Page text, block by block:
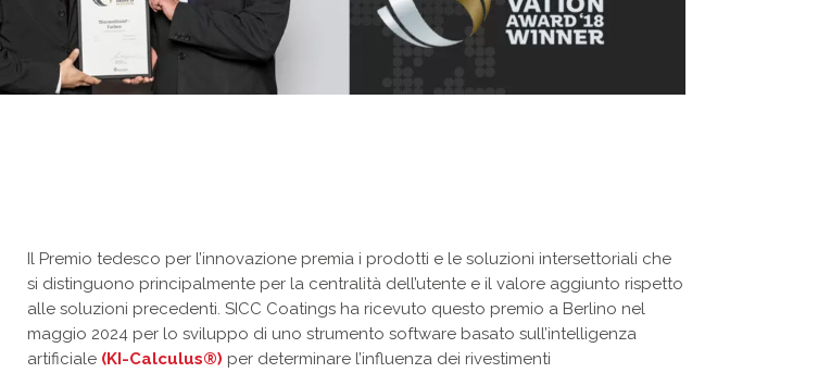
Il Premio tedesco per l’innovazione premia i prodotti e le soluzioni intersettoriali che
si distinguono principalmente per la centralità dell’utente e il valore aggiunto rispetto
alle soluzioni precedenti. SICC Coatings ha ricevuto questo premio a Berlino nel
maggio 2024 per lo sviluppo di uno strumento software basato sull’intelligenza
artificiale (KI-Calculus®) per determinare l’influenza dei rivestimenti